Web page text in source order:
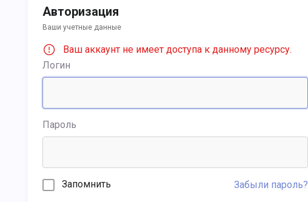
Авторизация
Ваши учетные данные
Ваш аккаунт не имеет доступа к данному ресурсу.
Логин
Пароль
Запомнить Забыли пароль?